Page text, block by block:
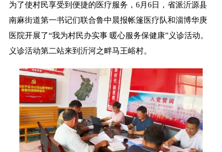
为了使村民享受到便捷的医疗服务，6月6日，省派沂源县
南麻街道第一书记们联合鲁中晨报帐篷医疗队和淄博华庚
医院开展了“我为村民办实事 暖心服务保健康”义诊活动。
义诊活动第二站来到沂河之畔马王峪村。